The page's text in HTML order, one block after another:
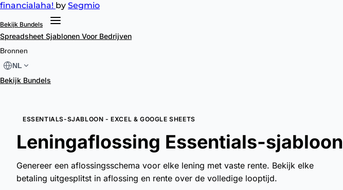
financialaha! by Segmio
Bekijk Bundels
Spreadsheet Sjablonen Voor Bedrijven
Bronnen
NL
Bekijk Bundels
ESSENTIALS-SJABLOON - EXCEL & GOOGLE SHEETS
Leningaflossing Essentials-sjabloon
Genereer een aflossingsschema voor elke lening met vaste rente. Bekijk elke
betaling uitgesplitst in aflossing en rente over de volledige looptijd.